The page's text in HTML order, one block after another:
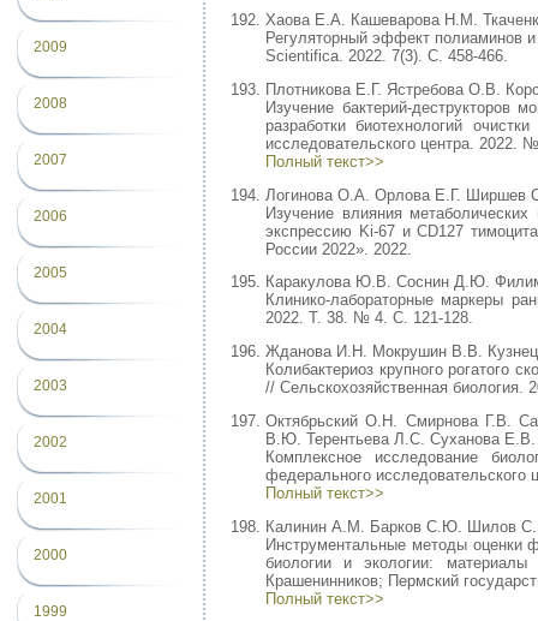
2009
2008
2007
2006
2005
2004
2003
2002
2001
2000
1999
Хаова Е.А. Кашеварова Н.М.
Регуляторный эффект полиаминов
Scientifica. 2022. 7(3). С. 458-466.
Плотникова Е.Г. Ястребова О.В.
Изучение бактерий-деструкторов
разработки биотехнологий
исследовательского центра. 2022.
Полный текст>>
Логинова О.А. Орлова Е.Г. Ширшев
Изучение влияния
экспрессию Ki-67 и CD127
России 2022». 2022.
Каракулова Ю.В. Соснин Д.Ю.
Клинико-лабораторные маркеры
2022. Т. 38. № 4. С. 121-128.
Жданова И.Н. Мокрушин В.В.
Колибактериоз крупного рогатого
// Сельскохозяйственная
Октябрьский О.Н. Смирнова Г.В.
В.Ю. Терентьева Л.С. Суханова Е.В.
Комплексное исследование
федерального
Полный текст>>
Калинин А.М. Барков С.Ю. Шилов
Инструментальные методы оценки
биологии и экологии:
Крашенинников; Пермский
Полный текст>>